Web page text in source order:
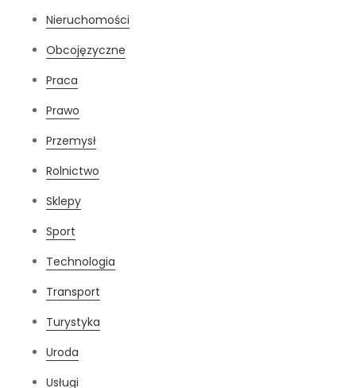
Nieruchomości
Obcojęzyczne
Praca
Prawo
Przemysł
Rolnictwo
Sklepy
Sport
Technologia
Transport
Turystyka
Uroda
Usługi